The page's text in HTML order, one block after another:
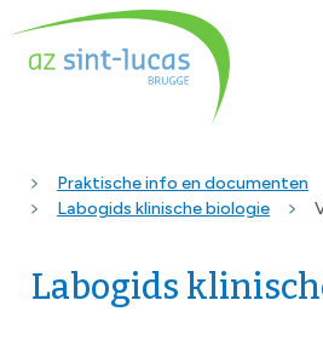
Praktische info en documenten
Labogids klinische biologie
Labogids